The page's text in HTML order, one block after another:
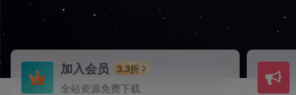
加入会员 3.3折
全站资源免费下载